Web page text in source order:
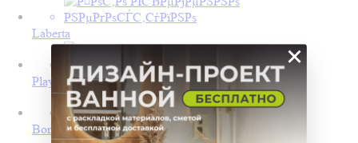
Laberta
Play
Bond
×